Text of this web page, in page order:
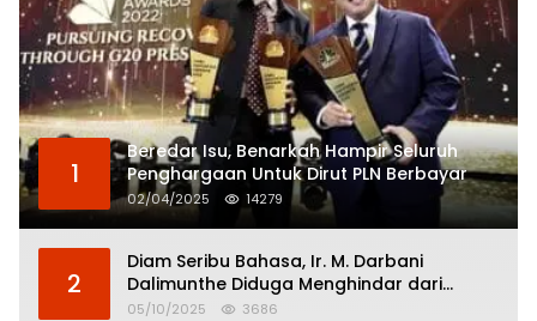
1
Beredar Isu, Benarkah Hampir Seluruh
Penghargaan Untuk Dirut PLN Berbayar
02/04/2025 14279
2
Diam Seribu Bahasa, Ir. M. Darbani
Dalimunthe Diduga Menghindar dari
Pertanggungjawaban Politik
05/10/2025 3686